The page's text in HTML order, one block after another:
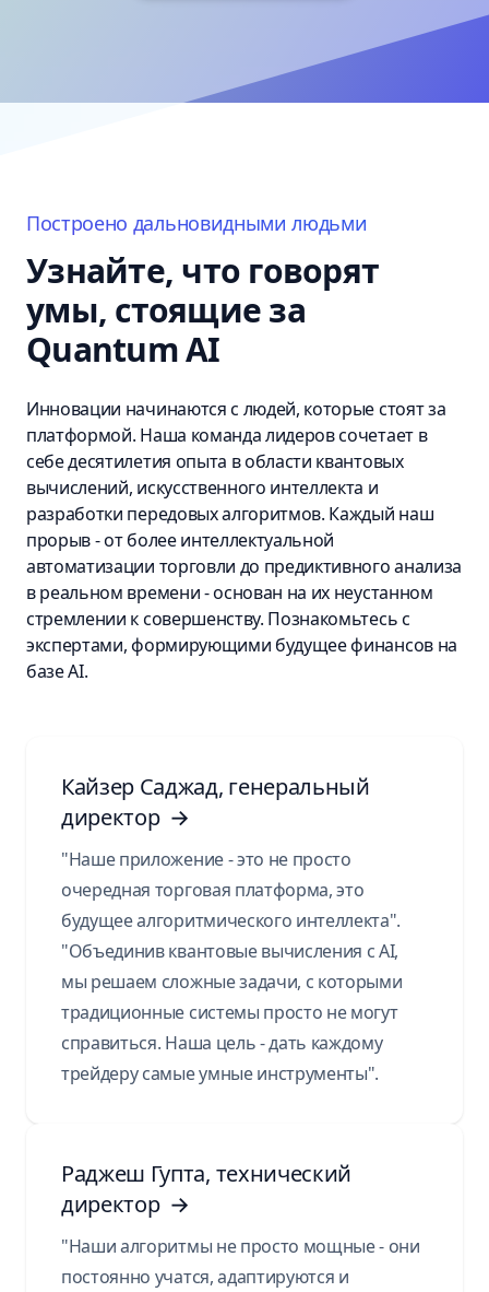
Построено дальновидными людьми
Узнайте, что говорят
умы, стоящие за
Quantum AI
Инновации начинаются с людей, которые стоят за
платформой. Наша команда лидеров сочетает в
себе десятилетия опыта в области квантовых
вычислений, искусственного интеллекта и
разработки передовых алгоритмов. Каждый наш
прорыв - от более интеллектуальной
автоматизации торговли до предиктивного анализа
в реальном времени - основан на их неустанном
стремлении к совершенству. Познакомьтесь с
экспертами, формирующими будущее финансов на
базе AI.
Кайзер Саджад, генеральный
директор →
"Наше приложение - это не просто
очередная торговая платформа, это
будущее алгоритмического интеллекта".
"Объединив квантовые вычисления с AI,
мы решаем сложные задачи, с которыми
традиционные системы просто не могут
справиться. Наша цель - дать каждому
трейдеру самые умные инструменты".
Раджеш Гупта, технический
директор →
"Наши алгоритмы не просто мощные - они
постоянно учатся, адаптируются и